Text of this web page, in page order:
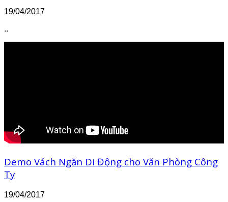
19/04/2017
..
Demo Vách Ngăn Di Động cho Văn Phòng Công
Ty
19/04/2017